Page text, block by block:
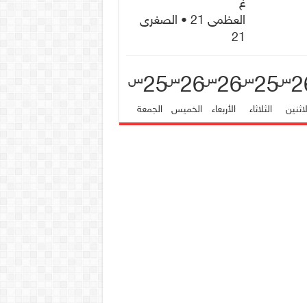
العظمى 21 • الصغرى
21
س25س
الثلاثاء
26س
الأربعاء
26س
الخميس
25س
الجمعة